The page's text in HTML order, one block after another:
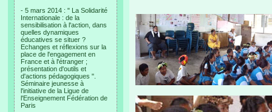
- 5 mars 2014 : " La Solidarité
Internationale : de la
sensibilisation à l'action, dans
quelles dynamiques
éducatives se situer ?
Echanges et réflexions sur la
place de l'engagement en
France et à l'étranger ;
présentation d'outils et
d'actions pédagogiques ".
Séminaire jeunesse à
l'initiative de la Ligue de
l'Enseignement Fédération de
Paris